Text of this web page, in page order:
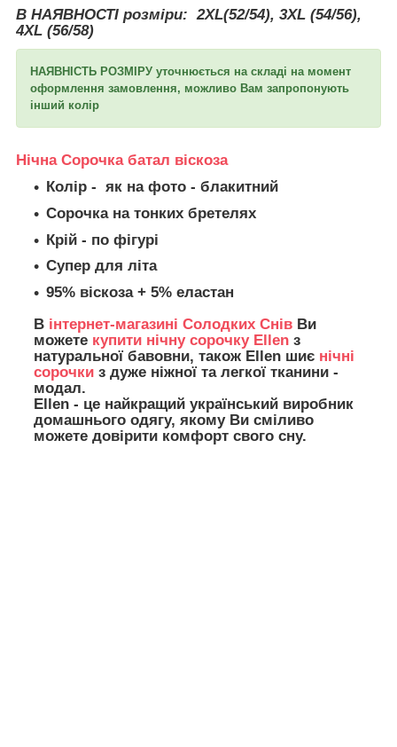
В НАЯВНОСТІ розміри: 2XL(52/54), 3XL (54/56),
4XL (56/58)
НАЯВНІСТЬ РОЗМІРУ уточнюється на складі на момент
оформлення замовлення, можливо Вам запропонують
інший колір
Нічна Сорочка батал віскоза
Колір - як на фото - блакитний
Сорочка на тонких бретелях
Крій - по фігурі
Супер для літа
95% віскоза + 5% еластан
В інтернет-магазині Солодких Снів Ви
можете купити нічну сорочку Ellen з
натуральної бавовни, також Ellen шиє нічні
сорочки з дуже ніжної та легкої тканини -
модал.
Ellen - це найкращий український виробник
домашнього одягу, якому Ви сміливо
можете довірити комфорт свого сну.